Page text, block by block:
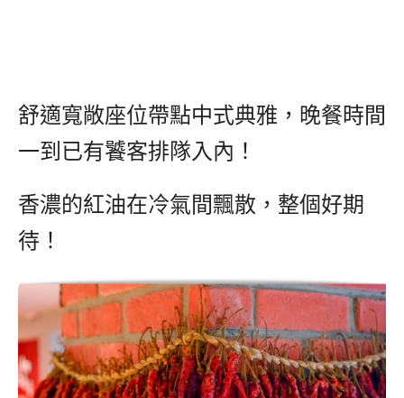
舒適寬敞座位帶點中式典雅，晚餐時間
一到已有饕客排隊入內！
香濃的紅油在冷氣間飄散，整個好期
待！